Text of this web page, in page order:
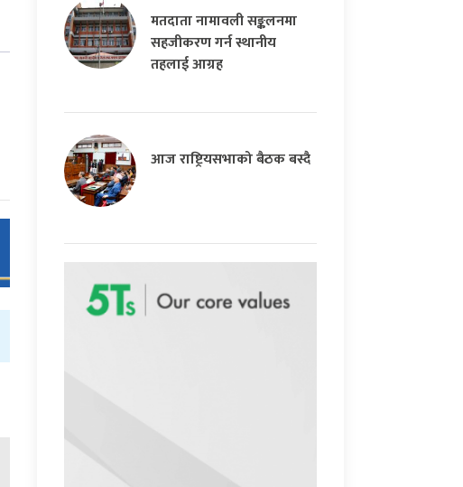
मतदाता नामावली सङ्कलनमा
सहजीकरण गर्न स्थानीय
तहलाई आग्रह
आज राष्ट्रियसभाको बैठक बस्दै